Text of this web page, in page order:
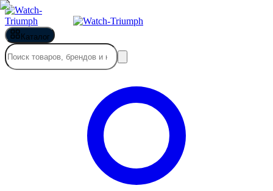
Каталог